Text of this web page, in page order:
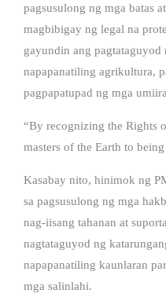
pagsusulong ng mga batas
magbibigay ng legal na
gayundin ang pagtataguyod
napapanatiling agrikultura,
pagpapatupad ng mga
“By recognizing the Rights
masters of the Earth to
Kasabay nito, hinimok ng
sa pagsusulong ng mga
nag-iisang tahanan at
nagtataguyod ng
napapanatiling kaunlaran
mga salinlahi.